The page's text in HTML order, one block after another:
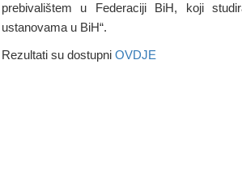
prebivalištem u Federaciji BiH, koji
ustanovama u BiH“.
Rezultati su dostupni OVDJE